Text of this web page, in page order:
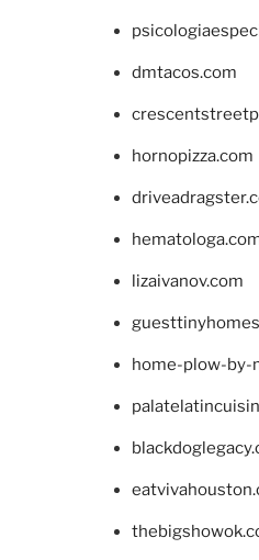
dmtacos.com
hornopizza.com
lizaivanov.com
home-plow-by-